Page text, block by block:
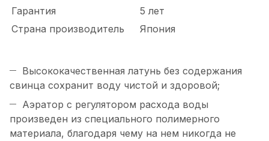
Гарантия
5 лет
Страна производитель
Япония
Высококачественная латунь без содержания
свинца сохранит воду чистой и здоровой;
Аэратор с регулятором расхода воды
произведен из специального полимерного
материала, благодаря чему на нем никогда не